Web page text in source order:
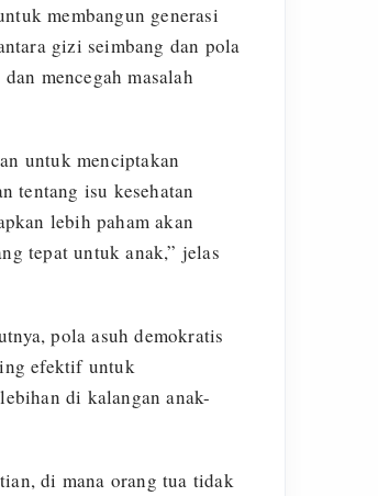
membangun generasi
gizi seimbang dan pola
mencegah masalah
untuk menciptakan
tentang isu kesehatan
lebih paham akan
tepat untuk anak,” jelas
pola asuh demokratis
efektif untuk
di kalangan anak-
di mana orang tua tidak